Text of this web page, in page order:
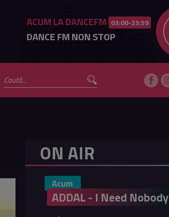
ACUM LA DANCEFM 03:00-23:59
DANCE FM NON STOP
ON AIR
Acum
ADDAL - I Need Nobody